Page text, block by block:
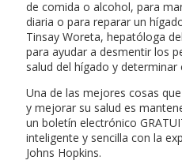
de comida o alcohol, para
diaria o para reparar un
Tinsay Woreta, hepatóloga
para ayudar a desmentir los
salud del hígado y determinar
Una de las mejores cosas
y mejorar su salud es
un boletín electrónico
inteligente y sencilla con la
Johns Hopkins.